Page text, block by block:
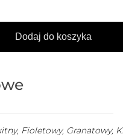
Dodaj do koszyka
Fioletowy, Granatowy,